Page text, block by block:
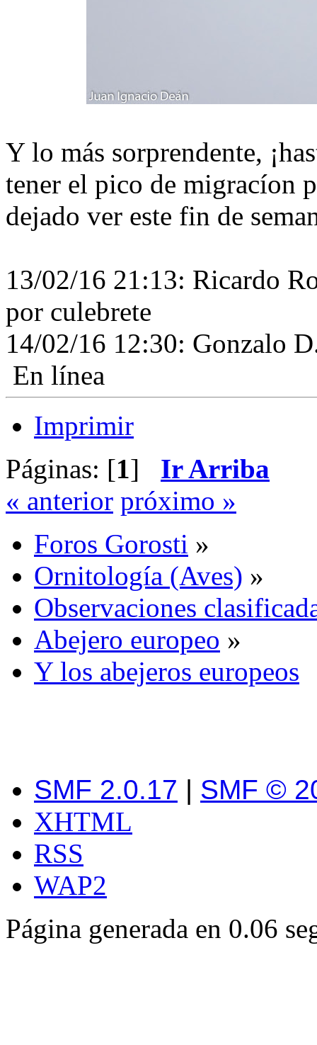
Y lo más sorprendente,
tener el pico de migracíon
dejado ver este fin de
13/02/16 21:13: Ricardo
por culebrete
14/02/16 12:30: Gonzalo
En línea
Imprimir
Páginas: [1] Ir Arriba
« anterior próximo »
Foros Gorosti »
Ornitología (Aves) »
Observaciones
Abejero europeo »
Y los abejeros europeos
SMF 2.0.17 | SMF ©
XHTML
RSS
WAP2
Página generada en 0.06